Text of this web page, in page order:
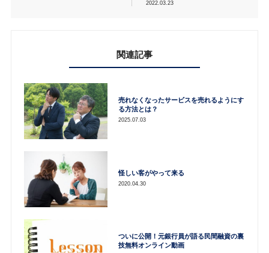
2022.03.23
関連記事
売れなくなったサービスを売れるようにす
る方法とは？
2025.07.03
怪しい客がやって来る
2020.04.30
ついに公開！元銀行員が語る民間融資の裏
技無料オンライン動画